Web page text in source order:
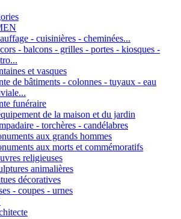
- cuisinières - cheminées...
- balcons - grilles - portes - kiosques -
et vasques
de bâtiments - colonnes - tuyaux - eau
funéraire
de la maison et du jardin
- torchères - candélabres
aux grands hommes
aux morts et commémoratifs
religieuses
animalières
décoratives
- coupes - urnes